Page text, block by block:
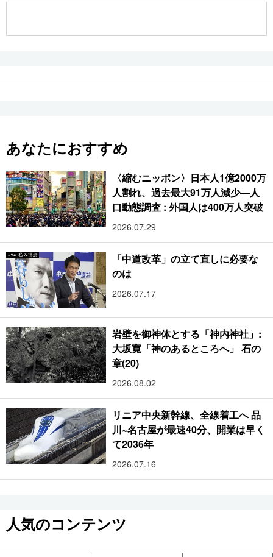
あなたにおすすめ
〈縮むニッポン〉日本人1億2000万
人割れ、過去最大91万人減少―人
口動態調査 : 外国人は400万人突破
2026.07.29
「中道改革」の立て直しに必要な
のは
2026.07.17
岩壁を御神体とする「神内神社」:
大坂寛「神のあるところへ」 石の
章(20)
2026.08.02
リニア中央新幹線、全線着工へ 品
川~名古屋が最速40分、開業は早く
て2036年
2026.07.16
人気のコンテンツ